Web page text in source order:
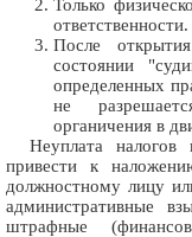
Только
ответственности.
После
состоянии
определенных
не
органичения в
Неуплата
привести к
должностному лицу
административные
штрафные